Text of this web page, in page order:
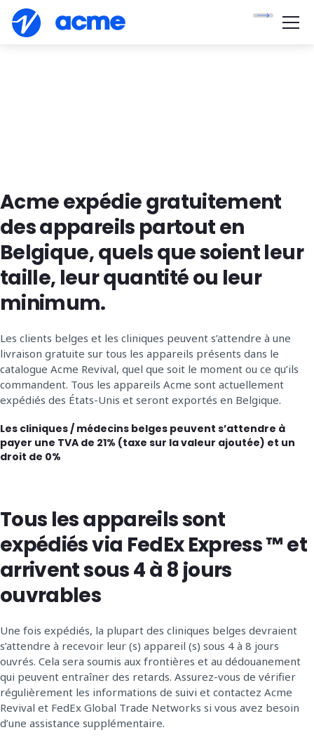
Acme expédie gratuitement
des appareils partout en
Belgique, quels que soient leur
taille, leur quantité ou leur
minimum.
Les clients belges et les cliniques peuvent s’attendre à une
livraison gratuite sur tous les appareils présents dans le
catalogue Acme Revival, quel que soit le moment ou ce qu’ils
commandent. Tous les appareils Acme sont actuellement
expédiés des États-Unis et seront exportés en Belgique.
Les cliniques / médecins belges peuvent s’attendre à
payer une TVA de 21% (taxe sur la valeur ajoutée) et un
droit de 0%
Tous les appareils sont
expédiés via FedEx Express ™ et
arrivent sous 4 à 8 jours
ouvrables
Une fois expédiés, la plupart des cliniques belges devraient
s’attendre à recevoir leur (s) appareil (s) sous 4 à 8 jours
ouvrés. Cela sera soumis aux frontières et au dédouanement
qui peuvent entraîner des retards. Assurez-vous de vérifier
régulièrement les informations de suivi et contactez Acme
Revival et FedEx Global Trade Networks si vous avez besoin
d’une assistance supplémentaire.